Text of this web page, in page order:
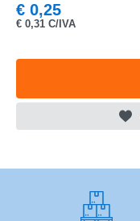
€ 0,25
€ 0,31 C/IVA
NOME
MARCA